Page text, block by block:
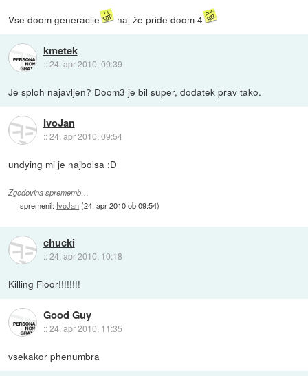
Vse doom generacije naj že pride doom 4
kmetek
::24. apr 2010, 09:39
Je sploh najavljen? Doom3 je bil super, dodatek prav tako.
IvoJan
::24. apr 2010, 09:54
undying mi je najbolsa :D
Zgodovina sprememb…
spremenil: IvoJan(24. apr 2010 ob 09:54)
chucki
::24. apr 2010, 10:18
Killing Floor!!!!!!!!
Good Guy
::24. apr 2010, 11:35
vsekakor phenumbra